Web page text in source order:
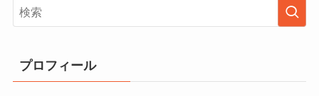
プロフィール